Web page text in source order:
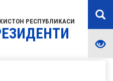
РЕСПУБЛИКАСИ